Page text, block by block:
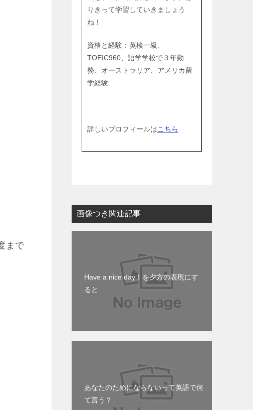
まで
りきって学習していきましょう
ね！
資格と経験：英検一級、
TOEIC960、語学学校で３年勤
務、オーストラリア、アメリカ留
学経験
詳しいプロフィールはこちら
画像つき関連記事
Have a nice day！を夕方の表現にす
ると
あなたのためにならないって英語で何
て言う？